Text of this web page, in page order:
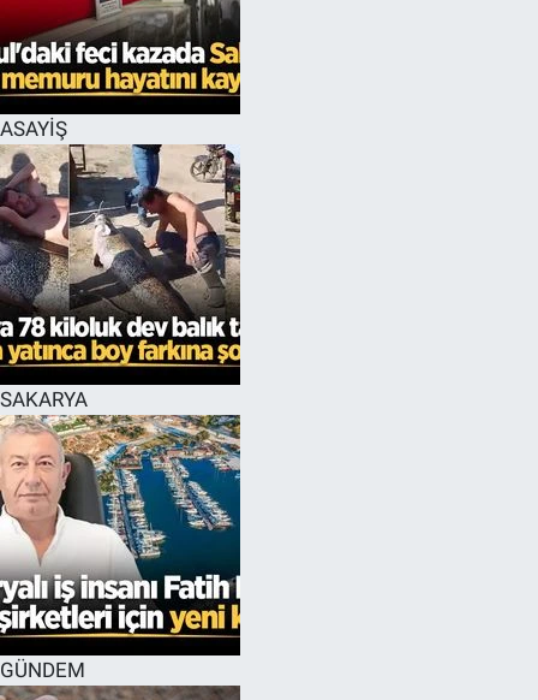
ASAYİŞ
SAKARYA
GÜNDEM
EĞİTİM
MAGAZİN
ÖZEL HABER
HALK54 PANORAMA